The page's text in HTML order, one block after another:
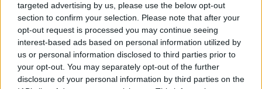
targeted advertising by us, please use the below opt-out
section to confirm your selection. Please note that after your
opt-out request is processed you may continue seeing
interest-based ads based on personal information utilized by
us or personal information disclosed to third parties prior to
your opt-out. You may separately opt-out of the further
disclosure of your personal information by third parties on the
08. 04.
NEM ECETTEL ÉS NEM
SZÓDABIKARBÓNÁVAL: EZZEL LESZ
ÚJRA CSILLOGÓ A VÍZKÖVES CSAP
A legjobb trükk
08. 03.
HA MINDIG EZT A MONDATOT HASZNÁLOD, AZ